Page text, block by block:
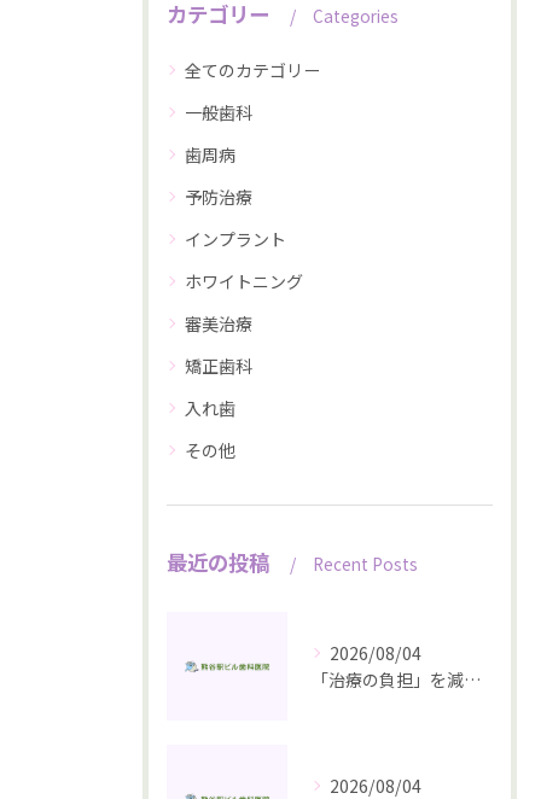
カテゴリー Categories
全てのカテゴリー
一般歯科
歯周病
予防治療
インプラント
ホワイトニング
審美治療
矯正歯科
入れ歯
その他
最近の投稿 Recent Posts
2026/08/04
「治療の負担」を減らすいちばんの近道は、予防にあります
2026/08/04